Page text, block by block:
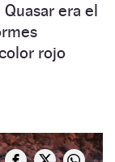
era el
rojo